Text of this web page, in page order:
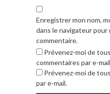
Enregistrer mon nom,
dans le navigateur pour
commentaire.
Prévenez-moi de
commentaires par e-
Prévenez-moi de
par e-mail.